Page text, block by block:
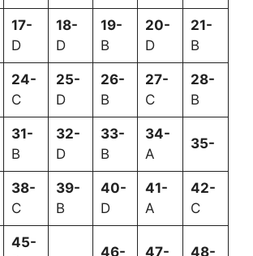
17-
D
18-
D
19-
B
20-
D
21-
B
24-
C
25-
D
26-
B
27-
C
28-
B
31-
B
32-
D
33-
B
34-
A
35-
38-
C
39-
B
40-
D
41-
A
42-
C
45-
46- 47- 48-